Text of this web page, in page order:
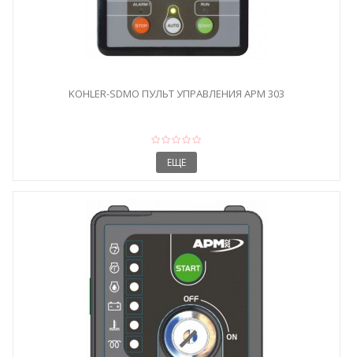
KOHLER-SDMO ПУЛЬТ УПРАВЛЕНИЯ APM 303
ЕЩЕ